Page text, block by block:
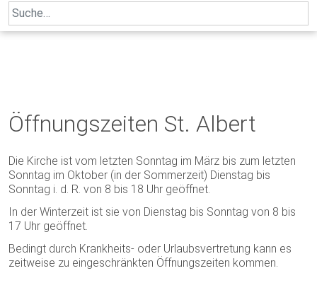
Search
for:
Öffnungszeiten St. Albert
Die Kirche ist vom letzten Sonntag im März bis zum letzten
Sonntag im Oktober (in der Sommerzeit) Dienstag bis
Sonntag i. d. R. von 8 bis 18 Uhr geöffnet.
In der Winterzeit ist sie von Dienstag bis Sonntag von 8 bis
17 Uhr geöffnet.
Bedingt durch Krankheits- oder Urlaubsvertretung kann es
zeitweise zu eingeschränkten Öffnungszeiten kommen.